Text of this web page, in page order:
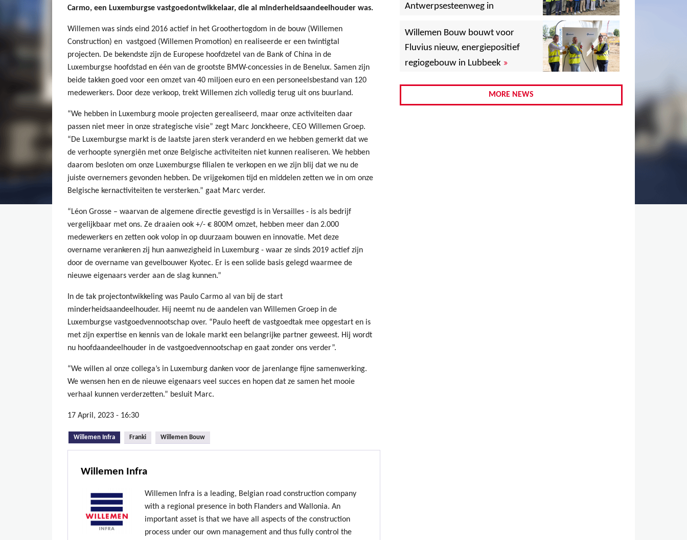
Carmo, een Luxemburgse vastgoedontwikkelaar, die al minderheidsaandeelhouder was.
Willemen was sinds eind 2016 actief in het Groothertogdom in de bouw (Willemen
Construction) en vastgoed (Willemen Promotion) en realiseerde er een twintigtal
projecten. De bekendste zijn de Europese hoofdzetel van de Bank of China in de
Luxemburgse hoofdstad en één van de grootste BMW-concessies in de Benelux. Samen zijn
beide takken goed voor een omzet van 40 miljoen euro en een personeelsbestand van 120
medewerkers. Door deze verkoop, trekt Willemen zich volledig terug uit ons buurland.
“We hebben in Luxemburg mooie projecten gerealiseerd, maar onze activiteiten daar
passen niet meer in onze strategische visie” zegt Marc Jonckheere, CEO Willemen Groep.
“De Luxemburgse markt is de laatste jaren sterk veranderd en we hebben gemerkt dat we
de verhoopte synergiên met onze Belgische activiteiten niet kunnen realiseren. We hebben
daarom besloten om onze Luxemburgse filialen te verkopen en we zijn blij dat we nu de
juiste overnemers gevonden hebben. De vrijgekomen tijd en middelen zetten we in om onze
Belgische kernactiviteiten te versterken.” gaat Marc verder.
“Léon Grosse – waarvan de algemene directie gevestigd is in Versailles - is als bedrijf
vergelijkbaar met ons. Ze draaien ook +/- € 800M omzet, hebben meer dan 2.000
medewerkers en zetten ook volop in op duurzaam bouwen en innovatie. Met deze
overname verankeren zij hun aanwezigheid in Luxemburg - waar ze sinds 2019 actief zijn
door de overname van gevelbouwer Kyotec. Er is een solide basis gelegd waarmee de
nieuwe eigenaars verder aan de slag kunnen.”
In de tak projectontwikkeling was Paulo Carmo al van bij de start
minderheidsaandeelhouder. Hij neemt nu de aandelen van Willemen Groep in de
Luxemburgse vastgoedvennootschap over. “Paulo heeft de vastgoedtak mee opgestart en is
met zijn expertise en kennis van de lokale markt een belangrijke partner geweest. Hij wordt
nu hoofdaandeelhouder in de vastgoedvennootschap en gaat zonder ons verder”.
“We willen al onze collega’s in Luxemburg danken voor de jarenlange fijne samenwerking.
We wensen hen en de nieuwe eigenaars veel succes en hopen dat ze samen het mooie
verhaal kunnen verderzetten.” besluit Marc.
17 April, 2023 - 16:30
Willemen Infra (active tab)
Franki Willemen Bouw
Willemen Infra
Willemen Infra is a leading, Belgian road construction company
with a regional presence in both Flanders and Wallonia. An
important asset is that we have all aspects of the construction
process under our own management and thus fully control the
,
Antwerpsesteenweg in
,
Willemen Bouw bouwt voor
Fluvius nieuw, energiepositief
regiogebouw in Lubbeek »
MORE NEWS